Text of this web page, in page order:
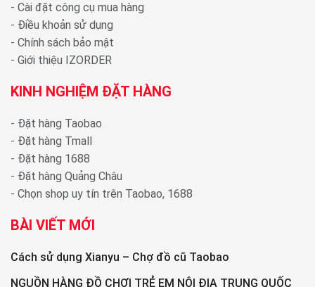
- Cài đặt công cụ mua hàng
- Điều khoản sử dụng
- Chính sách bảo mật
- Giới thiệu IZORDER
KINH NGHIỆM ĐẶT HÀNG
- Đặt hàng Taobao
- Đặt hàng Tmall
- Đặt hàng 1688
- Đặt hàng Quảng Châu
- Chọn shop uy tín trên Taobao, 1688
BÀI VIẾT MỚI
Cách sử dụng Xianyu – Chợ đồ cũ Taobao
NGUỒN HÀNG ĐỒ CHƠI TRẺ EM NỘI ĐỊA TRUNG QUỐC